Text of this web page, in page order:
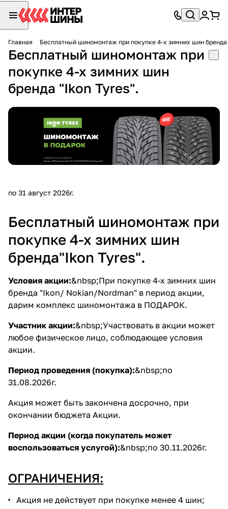
Главная Бесплатный шиномонтаж при покупке 4-х зимних шин
Бесплатный шиномонтаж при
покупке 4-х зимних шин
бренда "Ikon Tyres".
по 31 август 2026г.
Бесплатный шиномонтаж при
покупке 4-х зимних шин
бренда"Ikon Tyres".
Условия акции:&nbsp;При покупке 4-х зимних шин
бренда "Ikon/ Nokian/Nordman" в период акции,
дарим комплекс шиномонтажа в ПОДАРОК.
Участник акции:&nbsp;Участвовать в акции может
любое физическое лицо, соблюдающее условия
акции.
Период проведения (покупка):&nbsp;по
31.08.2026г.
Акция может быть закончена досрочно, при
окончании бюджета Акции.
Период акции (когда покупатель может
воспользоваться услугой):&nbsp;по 30.11.2026г.
ОГРАНИЧЕНИЯ:
Акция не действует при покупке менее 4 шин;